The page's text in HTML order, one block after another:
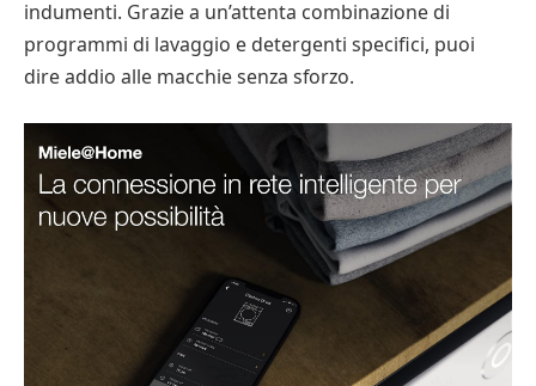
indumenti. Grazie a un’attenta combinazione di
programmi di lavaggio e detergenti specifici, puoi
dire addio alle macchie senza sforzo.